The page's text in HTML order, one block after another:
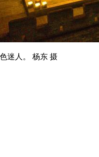
迷人。 杨东 摄